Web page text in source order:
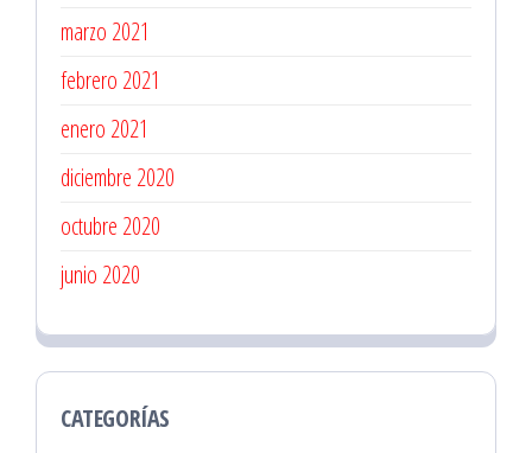
marzo 2021
febrero 2021
enero 2021
diciembre 2020
octubre 2020
junio 2020
CATEGORÍAS